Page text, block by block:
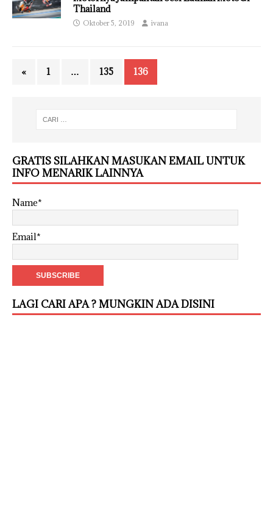
Thailand
Oktober 5, 2019 ivana
« 1 … 135 136
GRATIS SILAHKAN MASUKAN EMAIL UNTUK
INFO MENARIK LAINNYA
Name*
Email*
LAGI CARI APA ? MUNGKIN ADA DISINI